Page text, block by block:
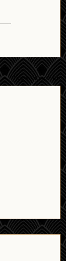
Alles weergeven